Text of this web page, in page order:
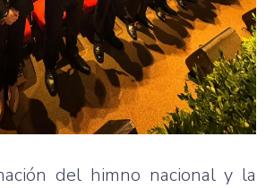
del himno nacional y la